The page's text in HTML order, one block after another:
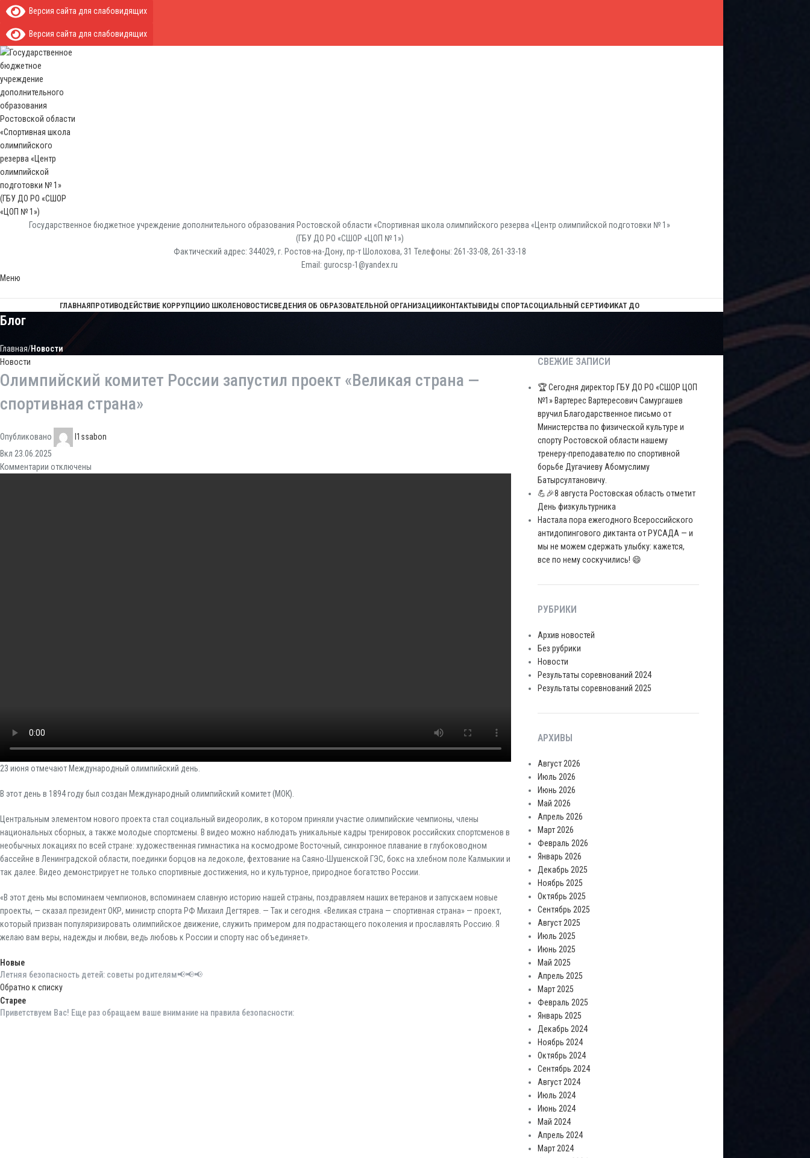
Версия сайта для слабовидящих
Версия сайта для слабовидящих
Государственное бюджетное учреждение дополнительного образования Ростовской области «Спортивная школа олимпийского резерва «Центр олимпийской подготовки № 1»
(ГБУ ДО РО «СШОР «ЦОП № 1»)
Фактический адрес: 344029, г. Ростов-на-Дону, пр-т Шолохова, 31 Телефоны: 261-33-08, 261-33-18
Email: gurocsp-1@yandex.ru
Меню
ГЛАВНАЯПРОТИВОДЕЙСТВИЕ КОРРУПЦИИО ШКОЛЕНОВОСТИСВЕДЕНИЯ ОБ ОБРАЗОВАТЕЛЬНОЙ ОРГАНИЗАЦИИКОНТАКТЫВИДЫ СПОРТАСОЦИАЛЬНЫЙ СЕРТИФИКАТ ДО
Блог
Главная Новости
Новости
Олимпийский комитет России запустил проект «Великая страна —
спортивная страна»
Опубликовано
l1ssabon
Вкл 23.06.2025
Комментарии отключены
23 июня отмечают Международный олимпийский день.
В этот день в 1894 году был создан Международный олимпийский комитет (МОК).
Центральным элементом нового проекта стал социальный видеоролик, в котором приняли участие олимпийские чемпионы, члены
национальных сборных, а также молодые спортсмены. В видео можно наблюдать уникальные кадры тренировок российских спортсменов в
необычных локациях по всей стране: художественная гимнастика на космодроме Восточный, синхронное плавание в глубоководном
бассейне в Ленинградской области, поединки борцов на ледоколе, фехтование на Саяно-Шушенской ГЭС, бокс на хлебном поле Калмыкии и
так далее. Видео демонстрирует не только спортивные достижения, но и культурное, природное богатство России.
«В этот день мы вспоминаем чемпионов, вспоминаем славную историю нашей страны, поздравляем наших ветеранов и запускаем новые
проекты, — сказал президент ОКР, министр спорта РФ Михаил Дегтярев. — Так и сегодня. «Великая страна — спортивная страна» — проект,
который призван популяризировать олимпийское движение, служить примером для подрастающего поколения и прославлять Россию. Я
желаю вам веры, надежды и любви, ведь любовь к России и спорту нас объединяет».
Новые
Летняя безопасность детей: советы родителям📢📢📢
Обратно к списку
Старее
Приветствуем Вас! Еще раз обращаем ваше внимание на правила безопасности:
СВЕЖИЕ ЗАПИСИ
🏆 Сегодня директор ГБУ ДО РО «СШОР ЦОП
№1» Вартерес Вартересович Самургашев
вручил Благодарственное письмо от
Министерства по физической культуре и
спорту Ростовской области нашему
тренеру-преподавателю по спортивной
борьбе Дугачиеву Абомуслиму
Батырсултановичу.
💪🎉8 августа Ростовская область отметит
День физкультурника
Настала пора ежегодного Всероссийского
антидопингового диктанта от РУСАДА — и
мы не можем сдержать улыбку: кажется,
все по нему соскучились! 😄
РУБРИКИ
Архив новостей
Без рубрики
Новости
Результаты соревнований 2024
Результаты соревнований 2025
АРХИВЫ
Август 2026
Июль 2026
Июнь 2026
Май 2026
Апрель 2026
Март 2026
Февраль 2026
Январь 2026
Декабрь 2025
Ноябрь 2025
Октябрь 2025
Сентябрь 2025
Август 2025
Июль 2025
Июнь 2025
Май 2025
Апрель 2025
Март 2025
Февраль 2025
Январь 2025
Декабрь 2024
Ноябрь 2024
Октябрь 2024
Сентябрь 2024
Август 2024
Июль 2024
Июнь 2024
Май 2024
Апрель 2024
Март 2024